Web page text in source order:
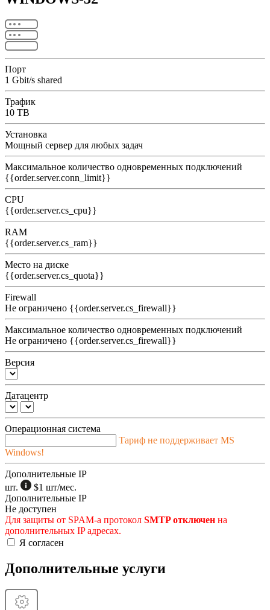
Порт
1 Gbit/s shared
Трафик
10 TB
Установка
Мощный сервер для любых задач
Максимальное количество одновременных подключений
{{order.server.conn_limit}}
CPU
{{order.server.cs_cpu}}
RAM
{{order.server.cs_ram}}
Место на диске
{{order.server.cs_quota}}
Firewall
Не ограничено {{order.server.cs_firewall}}
Максимальное количество одновременных подключений
Не ограничено {{order.server.cs_firewall}}
Версия
Датацентр
Операционная система
Тариф не поддерживает MS
Windows!
Дополнительные IP
шт.
$1 шт/мес.
Дополнительные IP
Не доступен
Для защиты от SPAM-а протокол SMTP отключен на
дополнительных IP адресах.
Я согласен
Дополнительные услуги